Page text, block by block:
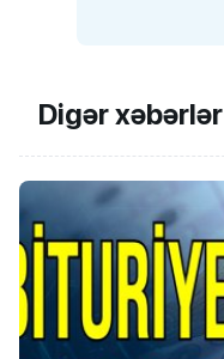
Digər xəbərlər